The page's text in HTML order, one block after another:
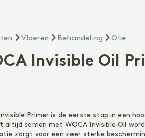
Vloeren Behandeling Olie
Invisible Oil
Primer is de eerste stap in een
altijd samen met WOCA Invisible Oil
zorgt voor een zeer sterke